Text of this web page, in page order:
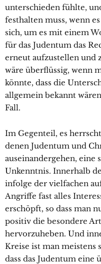
unterschieden fühlte,
festhalten muss, wenn
sich, um es mit einem
für das Judentum das
erneut aufzustellen und
wäre überflüssig, wenn
könnte, dass die
allgemein bekannt
Fall.
Im Gegenteil, es
denen Judentum und
auseinandergehen, eine
Unkenntnis. Innerhalb
infolge der vielfachen
Angriffe fast alles
erschöpft, so dass man
positiv die besondere
hervorzuheben. Und
Kreise ist man meistens
dass das Judentum eine